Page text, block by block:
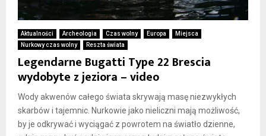
Aktualności Archeologia Czas wolny Europa
Miejsca
Nurkowy czas wolny
Reszta świata
Legendarne Bugatti Type 22 Brescia
wydobyte z jeziora – video
Wody akwenów całego świata skrywają masę niezwykłych
skarbów i tajemnic. Nurkowie jako nieliczni mają możliwość,
by je odkrywać i wyciągać z powrotem na światło dzienne,